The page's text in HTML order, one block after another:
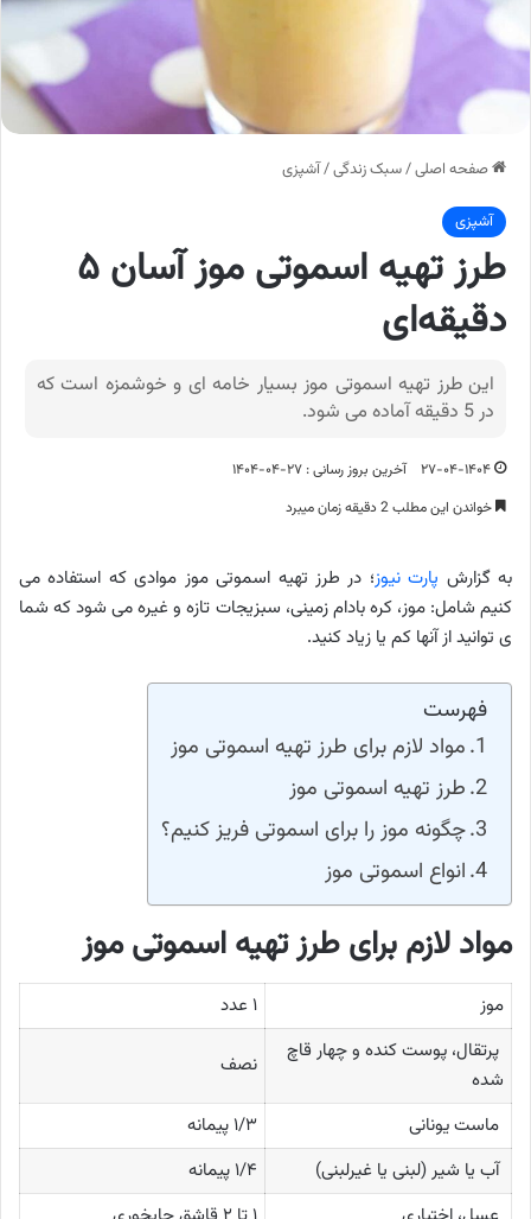
صفحه اصلی/سبک زندگی/آشپزی
آشپزی
طرز تهیه اسموتی موز آسان ۵
دقیقه‌ای
این طرز تهیه اسموتی موز بسیار خامه ای و خوشمزه است که
در 5 دقیقه آماده می شود.
۲۷-۰۴-۱۴۰۴
آخرین بروز رسانی : ۲۷-۰۴-۱۴۰۴
خواندن این مطلب 2 دقیقه زمان میبرد
به گزارش پارت نیوز؛ در طرز تهیه اسموتی موز موادی که استفاده می
کنیم شامل: موز، کره بادام زمینی، سبزیجات تازه و غیره می شود که شما
ی توانید از آنها کم یا زیاد کنید.
فهرست
مواد لازم برای طرز تهیه اسموتی موز
طرز تهیه اسموتی موز
چگونه موز را برای اسموتی فریز کنیم؟
انواع اسموتی موز
مواد لازم برای طرز تهیه اسموتی موز
موز
۱ عدد
پرتقال، پوست کنده و چهار قاچ
شده
نصف
ماست یونانی
۱/۳ پیمانه
آب یا شیر (لبنی یا غیرلبنی)
۱/۴ پیمانه